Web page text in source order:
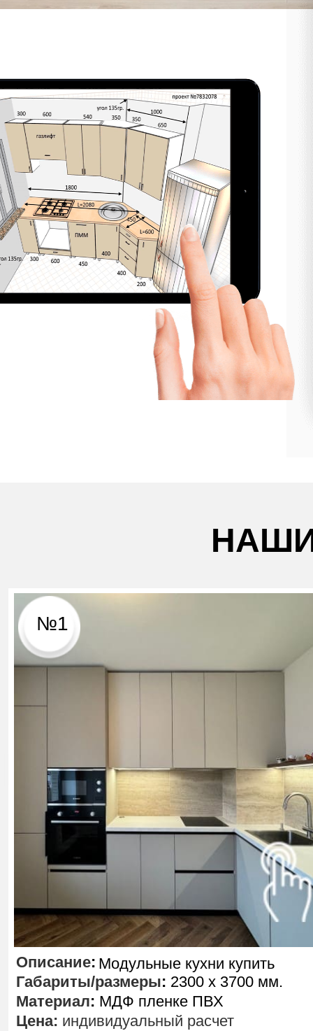
№1
Модульные кухни купить
Описание:
Габариты/размеры: 2300 х 3700 мм.
Материал: МДФ пленке ПВХ
Цена: индивидуальный расчет